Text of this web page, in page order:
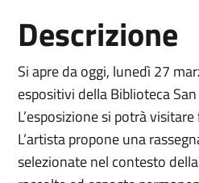
Descrizione
Si apre da oggi, lunedì 27
espositivi della Biblioteca
L’esposizione si potrà
L’artista propone una
selezionate nel contesto